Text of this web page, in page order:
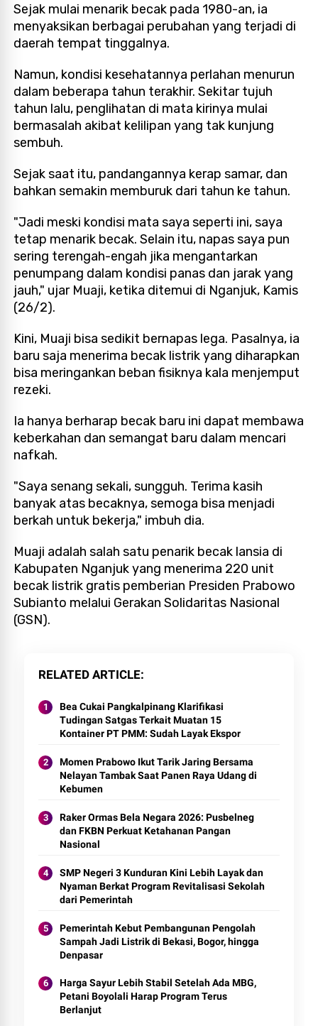
Sejak mulai menarik becak pada 1980-an, ia
menyaksikan berbagai perubahan yang terjadi di
daerah tempat tinggalnya.
Namun, kondisi kesehatannya perlahan menurun
dalam beberapa tahun terakhir. Sekitar tujuh
tahun lalu, penglihatan di mata kirinya mulai
bermasalah akibat kelilipan yang tak kunjung
sembuh.
Sejak saat itu, pandangannya kerap samar, dan
bahkan semakin memburuk dari tahun ke tahun.
"Jadi meski kondisi mata saya seperti ini, saya
tetap menarik becak. Selain itu, napas saya pun
sering terengah-engah jika mengantarkan
penumpang dalam kondisi panas dan jarak yang
jauh," ujar Muaji, ketika ditemui di Nganjuk, Kamis
(26/2).
Kini, Muaji bisa sedikit bernapas lega. Pasalnya, ia
baru saja menerima becak listrik yang diharapkan
bisa meringankan beban fisiknya kala menjemput
rezeki.
Ia hanya berharap becak baru ini dapat membawa
keberkahan dan semangat baru dalam mencari
nafkah.
"Saya senang sekali, sungguh. Terima kasih
banyak atas becaknya, semoga bisa menjadi
berkah untuk bekerja," imbuh dia.
Muaji adalah salah satu penarik becak lansia di
Kabupaten Nganjuk yang menerima 220 unit
becak listrik gratis pemberian Presiden Prabowo
Subianto melalui Gerakan Solidaritas Nasional
(GSN).
RELATED ARTICLE
Bea Cukai Pangkalpinang Klarifikasi
Tudingan Satgas Terkait Muatan 15
Kontainer PT PMM: Sudah Layak Ekspor
Momen Prabowo Ikut Tarik Jaring Bersama
Nelayan Tambak Saat Panen Raya Udang di
Kebumen
Raker Ormas Bela Negara 2026: Pusbelneg
dan FKBN Perkuat Ketahanan Pangan
Nasional
SMP Negeri 3 Kunduran Kini Lebih Layak dan
Nyaman Berkat Program Revitalisasi Sekolah
dari Pemerintah
Pemerintah Kebut Pembangunan Pengolah
Sampah Jadi Listrik di Bekasi, Bogor, hingga
Denpasar
Harga Sayur Lebih Stabil Setelah Ada MBG,
Petani Boyolali Harap Program Terus
Berlanjut